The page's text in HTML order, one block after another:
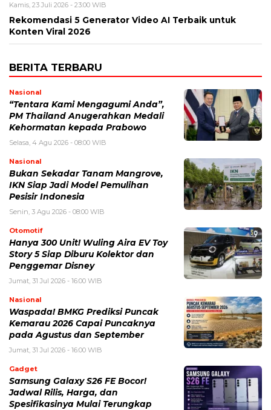
Kamis, 23 Juli 2026 - 23:00 WIB
Rekomendasi 5 Generator Video AI Terbaik untuk
Konten Viral 2026
BERITA TERBARU
Nasional
“Tentara Kami Mengagumi Anda”,
PM Thailand Anugerahkan Medali
Kehormatan kepada Prabowo
Selasa, 4 Agu 2026 - 08:00 WIB
Nasional
Bukan Sekadar Tanam Mangrove,
IKN Siap Jadi Model Pemulihan
Pesisir Indonesia
Senin, 3 Agu 2026 - 08:00 WIB
Otomotif
Hanya 300 Unit! Wuling Aira EV Toy
Story 5 Siap Diburu Kolektor dan
Penggemar Disney
Jumat, 31 Jul 2026 - 16:00 WIB
Nasional
Waspada! BMKG Prediksi Puncak
Kemarau 2026 Capai Puncaknya
pada Agustus dan September
Jumat, 31 Jul 2026 - 16:00 WIB
Gadget
Samsung Galaxy S26 FE Bocor!
Jadwal Rilis, Harga, dan
Spesifikasinya Mulai Terungkap